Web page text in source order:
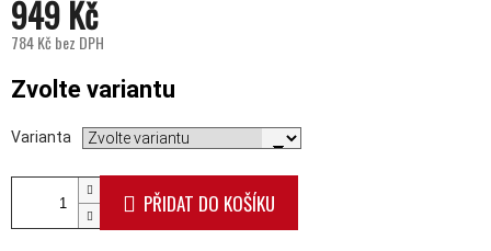
949 Kč
784 Kč bez DPH
Zvolte variantu
Varianta
PŘIDAT DO KOŠÍKU